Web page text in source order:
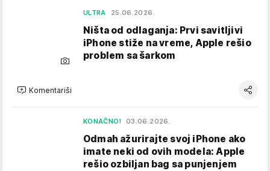
ULTRA 25.06.2026.
Ništa od odlaganja: Prvi savitljivi
iPhone stiže na vreme, Apple rešio
problem sa šarkom
Komentariši
KONAČNO! 03.06.2026.
Odmah ažurirajte svoj iPhone ako
imate neki od ovih modela: Apple
rešio ozbiljan bag sa punjenjem